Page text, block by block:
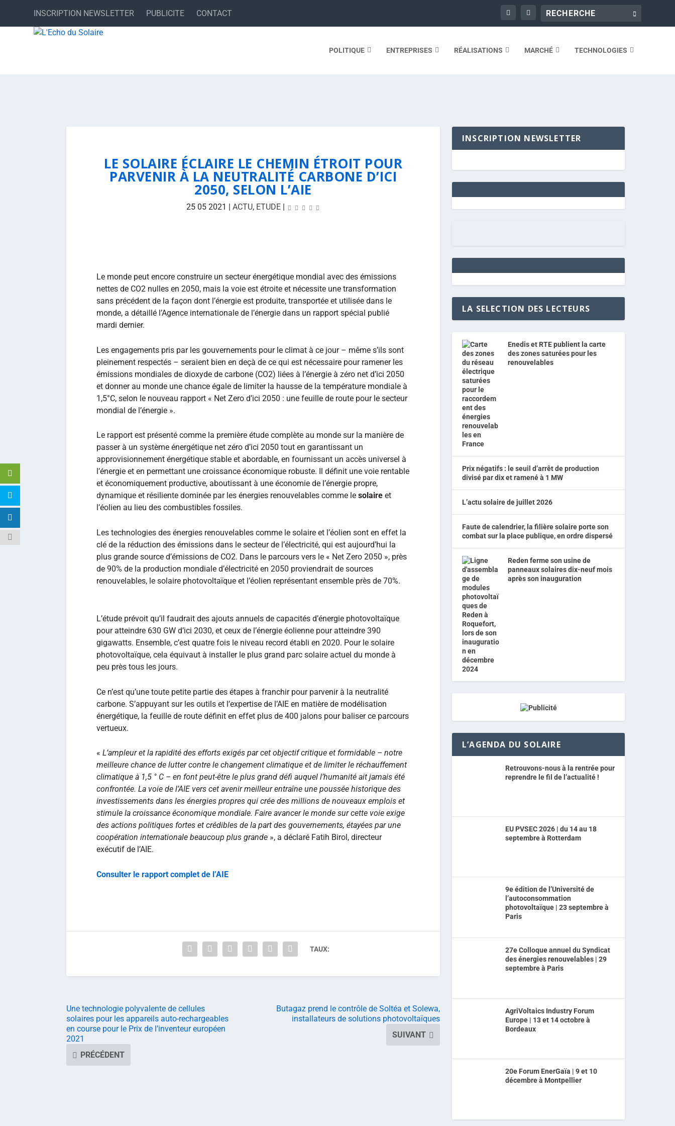
INSCRIPTION NEWSLETTER PUBLICITE CONTACT
POLITIQUE ENTREPRISES RÉALISATIONS MARCHÉ TECHNOLOGIES
LE SOLAIRE ÉCLAIRE LE CHEMIN ÉTROIT POUR
PARVENIR À LA NEUTRALITÉ CARBONE D’ICI
2050, SELON L’AIE
25 05 2021 | ACTU, ETUDE |
Le monde peut encore construire un secteur énergétique mondial avec des émissions
nettes de CO2 nulles en 2050, mais la voie est étroite et nécessite une transformation
sans précédent de la façon dont l’énergie est produite, transportée et utilisée dans le
monde, a détaillé l’Agence internationale de l’énergie dans un rapport spécial publié
mardi dernier.
Les engagements pris par les gouvernements pour le climat à ce jour – même s’ils sont
pleinement respectés – seraient bien en deçà de ce qui est nécessaire pour ramener les
émissions mondiales de dioxyde de carbone (CO2) liées à l’énergie à zéro net d’ici 2050
et donner au monde une chance égale de limiter la hausse de la température mondiale à
1,5°C, selon le nouveau rapport « Net Zero d’ici 2050 : une feuille de route pour le secteur
mondial de l’énergie ».
Le rapport est présenté comme la première étude complète au monde sur la manière de
passer à un système énergétique net zéro d’ici 2050 tout en garantissant un
approvisionnement énergétique stable et abordable, en fournissant un accès universel à
l’énergie et en permettant une croissance économique robuste. Il définit une voie rentable
et économiquement productive, aboutissant à une économie de l’énergie propre,
dynamique et résiliente dominée par les énergies renouvelables comme le solaire et
l’éolien au lieu des combustibles fossiles.
Les technologies des énergies renouvelables comme le solaire et l’éolien sont en effet la
clé de la réduction des émissions dans le secteur de l’électricité, qui est aujourd’hui la
plus grande source d’émissions de CO2. Dans le parcours vers le « Net Zero 2050 », près
de 90% de la production mondiale d’électricité en 2050 proviendrait de sources
renouvelables, le solaire photovoltaïque et l’éolien représentant ensemble près de 70%.
L’étude prévoit qu’il faudrait des ajouts annuels de capacités d’énergie photovoltaïque
pour atteindre 630 GW d’ici 2030, et ceux de l’énergie éolienne pour atteindre 390
gigawatts. Ensemble, c’est quatre fois le niveau record établi en 2020. Pour le solaire
photovoltaïque, cela équivaut à installer le plus grand parc solaire actuel du monde à
peu près tous les jours.
Ce n’est qu’une toute petite partie des étapes à franchir pour parvenir à la neutralité
carbone. S’appuyant sur les outils et l’expertise de l’AIE en matière de modélisation
énergétique, la feuille de route définit en effet plus de 400 jalons pour baliser ce parcours
vertueux.
« L’ampleur et la rapidité des efforts exigés par cet objectif critique et formidable – notre
meilleure chance de lutter contre le changement climatique et de limiter le réchauffement
climatique à 1,5 ° C – en font peut-être le plus grand défi auquel l’humanité ait jamais été
confrontée. La voie de l’AIE vers cet avenir meilleur entraîne une poussée historique des
investissements dans les énergies propres qui crée des millions de nouveaux emplois et
stimule la croissance économique mondiale. Faire avancer le monde sur cette voie exige
des actions politiques fortes et crédibles de la part des gouvernements, étayées par une
coopération internationale beaucoup plus grande », a déclaré Fatih Birol, directeur
exécutif de l’AIE.
Consulter le rapport complet de l’AIE
TAUX:
Une technologie polyvalente de cellules
solaires pour les appareils auto-rechargeables
en course pour le Prix de l’inventeur européen
2021
PRÉCÉDENT
Butagaz prend le contrôle de Soltéa et Solewa,
installateurs de solutions photovoltaïques
SUIVANT
INSCRIPTION NEWSLETTER
LA SELECTION DES LECTEURS
Enedis et RTE publient la carte
des zones saturées pour les
renouvelables
Prix négatifs : le seuil d’arrêt de production
divisé par dix et ramené à 1 MW
L’actu solaire de juillet 2026
Faute de calendrier, la filière solaire porte son
combat sur la place publique, en ordre dispersé
Reden ferme son usine de
panneaux solaires dix-neuf mois
après son inauguration
L’AGENDA DU SOLAIRE
Retrouvons-nous à la rentrée pour
reprendre le fil de l’actualité !
EU PVSEC 2026 | du 14 au 18
septembre à Rotterdam
9e édition de l’Université de
l’autoconsommation
photovoltaïque | 23 septembre à
Paris
27e Colloque annuel du Syndicat
des énergies renouvelables | 29
septembre à Paris
AgriVoltaics Industry Forum
Europe | 13 et 14 octobre à
Bordeaux
20e Forum EnerGaïa | 9 et 10
décembre à Montpellier